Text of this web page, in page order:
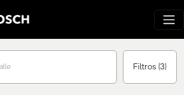
Filtros (3)